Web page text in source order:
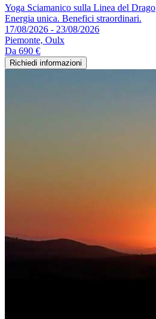
Yoga Sciamanico sulla Linea del Drago
Energia unica. Benefici straordinari.
17/08/2026 - 23/08/2026
Piemonte, Oulx
Da 690 €
Richiedi informazioni